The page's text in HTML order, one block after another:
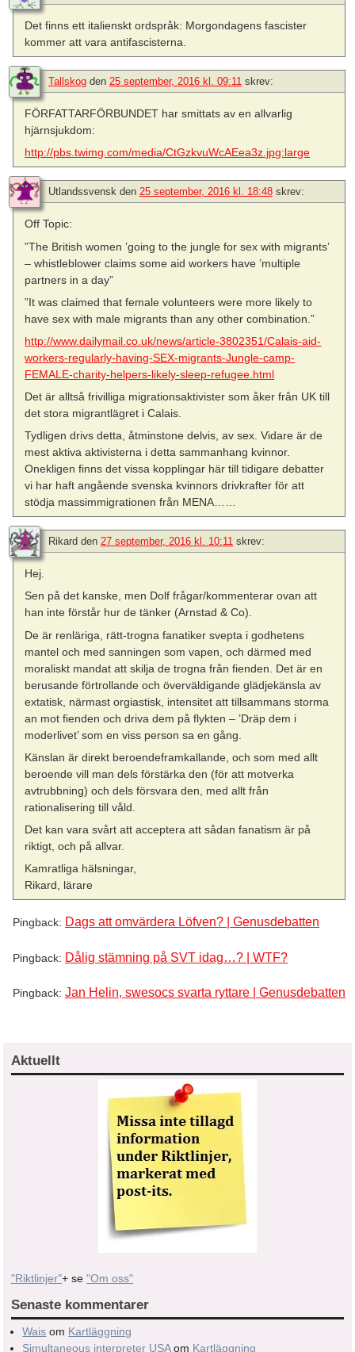
Det finns ett italienskt ordspråk: Morgondagens fascister
kommer att vara antifascisterna.
Tallskog den 25 september, 2016 kl. 09:11 skrev:
FÖRFATTARFÖRBUNDET har smittats av en allvarlig
hjärnsjukdom:
http://pbs.twimg.com/media/CtGzkvuWcAEea3z.jpg:large
Utlandssvensk den 25 september, 2016 kl. 18:48 skrev:
Off Topic:
”The British women ’going to the jungle for sex with migrants’
– whistleblower claims some aid workers have ’multiple
partners in a day”
”It was claimed that female volunteers were more likely to
have sex with male migrants than any other combination.”
http://www.dailymail.co.uk/news/article-3802351/Calais-aid-
workers-regularly-having-SEX-migrants-Jungle-camp-
FEMALE-charity-helpers-likely-sleep-refugee.html
Det är alltså frivilliga migrationsaktivister som åker från UK till
det stora migrantlägret i Calais.
Tydligen drivs detta, åtminstone delvis, av sex. Vidare är de
mest aktiva aktivisterna i detta sammanhang kvinnor.
Onekligen finns det vissa kopplingar här till tidigare debatter
vi har haft angående svenska kvinnors drivkrafter för att
stödja massimmigrationen från MENA……
Rikard den 27 september, 2016 kl. 10:11 skrev:
Hej.
Sen på det kanske, men Dolf frågar/kommenterar ovan att
han inte förstår hur de tänker (Arnstad & Co).
De är renläriga, rätt-trogna fanatiker svepta i godhetens
mantel och med sanningen som vapen, och därmed med
moraliskt mandat att skilja de trogna från fienden. Det är en
berusande förtrollande och överväldigande glädjekänsla av
extatisk, närmast orgiastisk, intensitet att tillsammans storma
an mot fienden och driva dem på flykten – ’Dräp dem i
moderlivet’ som en viss person sa en gång.
Känslan är direkt beroendeframkallande, och som med allt
beroende vill man dels förstärka den (för att motverka
avtrubbning) och dels försvara den, med allt från
rationalisering till våld.
Det kan vara svårt att acceptera att sådan fanatism är på
riktigt, och på allvar.
Kamratliga hälsningar,
Rikard, lärare
Pingback: Dags att omvärdera Löfven? | Genusdebatten
Pingback: Dålig stämning på SVT idag…? | WTF?
Pingback: Jan Helin, swesocs svarta ryttare | Genusdebatten
Aktuellt
"Riktlinjer"+ se "Om oss"
Senaste kommentarer
Wais om Kartläggning
Simultaneous interpreter USAom Kartläggning